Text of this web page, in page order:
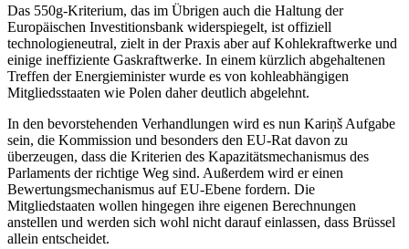
Das 550g-Kriterium, das im Übrigen auch die Haltung der
Europäischen Investitionsbank widerspiegelt, ist offiziell
technologieneutral, zielt in der Praxis aber auf Kohlekraftwerke und
einige ineffiziente Gaskraftwerke. In einem kürzlich abgehaltenen
Treffen der Energieminister wurde es von kohleabhängigen
Mitgliedsstaaten wie Polen daher deutlich abgelehnt.
In den bevorstehenden Verhandlungen wird es nun Kariņš Aufgabe
sein, die Kommission und besonders den EU-Rat davon zu
überzeugen, dass die Kriterien des Kapazitätsmechanismus des
Parlaments der richtige Weg sind. Außerdem wird er einen
Bewertungsmechanismus auf EU-Ebene fordern. Die
Mitgliedstaaten wollen hingegen ihre eigenen Berechnungen
anstellen und werden sich wohl nicht darauf einlassen, dass Brüssel
allein entscheidet.